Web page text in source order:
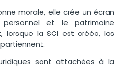
morale, elle crée un écran
et le patrimoine
lorsque la SCI est créée, les
sont attachées à la